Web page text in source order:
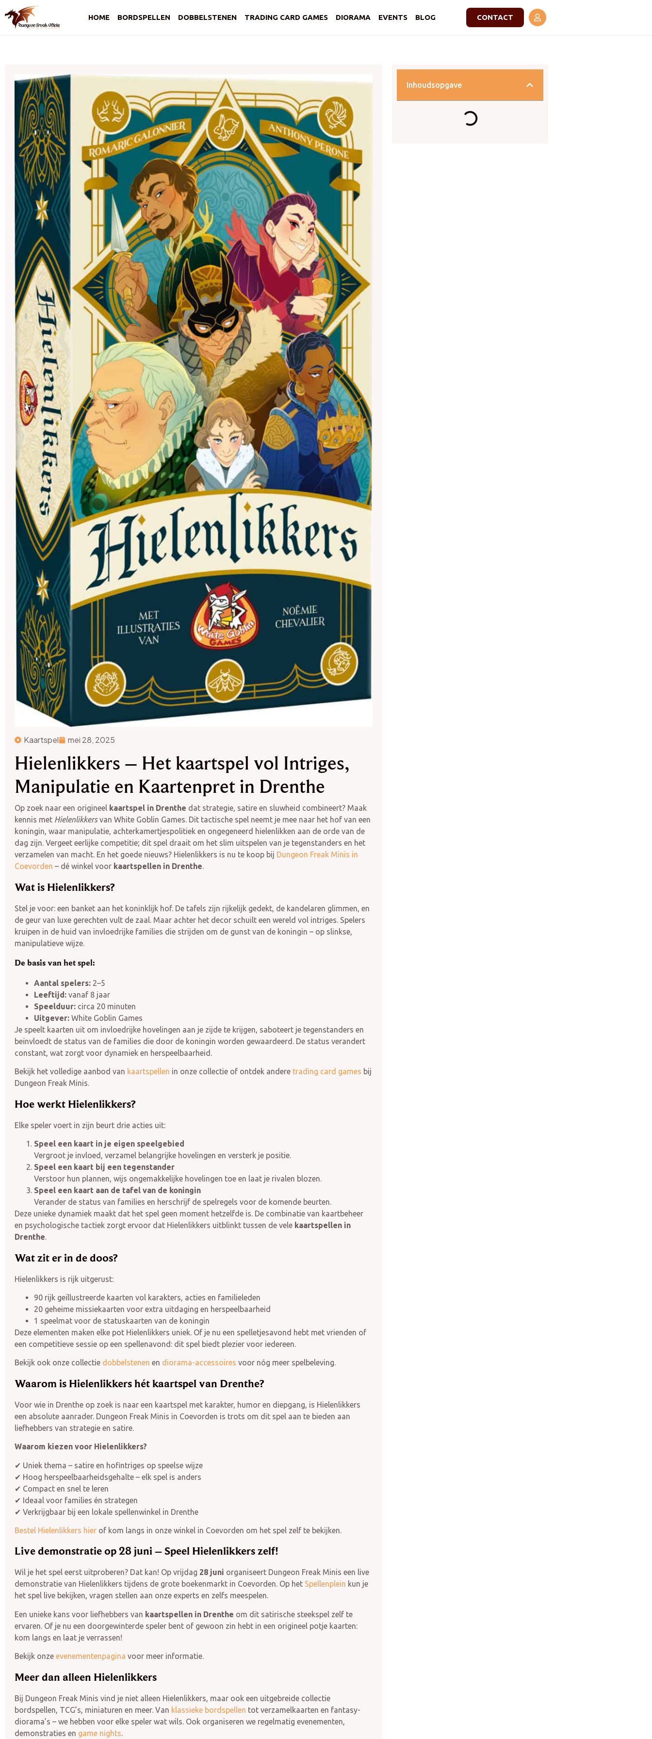
HOME BORDSPELLEN DOBBELSTENEN TRADING CARD GAMES DIORAMA EVENTS BLOG CONTACT
Kaartspel mei 28, 2025
Hielenlikkers – Het kaartspel vol Intriges,
Manipulatie en Kaartenpret in Drenthe
Op zoek naar een origineel kaartspel in Drenthe dat strategie, satire en sluwheid combineert? Maak
kennis met Hielenlikkersvan White Goblin Games. Dit tactische spel neemt je mee naar het hof van een
koningin, waar manipulatie, achterkamertjespolitiek en ongegeneerd hielenlikken aan de orde van de
dag zijn. Vergeet eerlijke competitie; dit spel draait om het slim uitspelen van je tegenstanders en het
verzamelen van macht. En het goede nieuws? Hielenlikkers is nu te koop bij Dungeon Freak Minis in
Coevorden – dé winkel voor kaartspellen in Drenthe.
Wat is Hielenlikkers?
Stel je voor: een banket aan het koninklijk hof. De tafels zijn rijkelijk gedekt, de kandelaren glimmen, en
de geur van luxe gerechten vult de zaal. Maar achter het decor schuilt een wereld vol intriges. Spelers
kruipen in de huid van invloedrijke families die strijden om de gunst van de koningin – op slinkse,
manipulatieve wijze.
De basis van het spel:
Aantal spelers: 2–5
Leeftijd: vanaf 8 jaar
Speelduur: circa 20 minuten
Uitgever: White Goblin Games
Je speelt kaarten uit om invloedrijke hovelingen aan je zijde te krijgen, saboteert je tegenstanders en
beïnvloedt de status van de families die door de koningin worden gewaardeerd. De status verandert
constant, wat zorgt voor dynamiek en herspeelbaarheid.
Bekijk het volledige aanbod van kaartspellen in onze collectie of ontdek andere trading card games bij
Dungeon Freak Minis.
Hoe werkt Hielenlikkers?
Elke speler voert in zijn beurt drie acties uit:
Speel een kaart in je eigen speelgebied
Vergroot je invloed, verzamel belangrijke hovelingen en versterk je positie.
Speel een kaart bij een tegenstander
Verstoor hun plannen, wijs ongemakkelijke hovelingen toe en laat je rivalen blozen.
Speel een kaart aan de tafel van de koningin
Verander de status van families en herschrijf de spelregels voor de komende beurten.
Deze unieke dynamiek maakt dat het spel geen moment hetzelfde is. De combinatie van kaartbeheer
en psychologische tactiek zorgt ervoor dat Hielenlikkers uitblinkt tussen de vele kaartspellen in
Drenthe.
Wat zit er in de doos?
Hielenlikkers is rijk uitgerust:
90 rijk geïllustreerde kaarten vol karakters, acties en familieleden
20 geheime missiekaarten voor extra uitdaging en herspeelbaarheid
1 speelmat voor de statuskaarten van de koningin
Deze elementen maken elke pot Hielenlikkers uniek. Of je nu een spelletjesavond hebt met vrienden of
een competitieve sessie op een spellenavond: dit spel biedt plezier voor iedereen.
Bekijk ook onze collectie dobbelstenen en diorama-accessoires voor nóg meer spelbeleving.
Waarom is Hielenlikkers hét kaartspel van Drenthe?
Voor wie in Drenthe op zoek is naar een kaartspel met karakter, humor en diepgang, is Hielenlikkers
een absolute aanrader. Dungeon Freak Minis in Coevorden is trots om dit spel aan te bieden aan
liefhebbers van strategie en satire.
Waarom kiezen voor Hielenlikkers?
✔ Uniek thema – satire en hofintriges op speelse wijze
✔ Hoog herspeelbaarheidsgehalte – elk spel is anders
✔ Compact en snel te leren
✔ Ideaal voor families én strategen
✔ Verkrijgbaar bij een lokale spellenwinkel in Drenthe
Bestel Hielenlikkers hier of kom langs in onze winkel in Coevorden om het spel zelf te bekijken.
Live demonstratie op 28 juni – Speel Hielenlikkers zelf!
Wil je het spel eerst uitproberen? Dat kan! Op vrijdag 28 juni organiseert Dungeon Freak Minis een live
demonstratie van Hielenlikkers tijdens de grote boekenmarkt in Coevorden. Op het Spellenplein kun je
het spel live bekijken, vragen stellen aan onze experts en zelfs meespelen.
Een unieke kans voor liefhebbers van kaartspellen in Drenthe om dit satirische steekspel zelf te
ervaren. Of je nu een doorgewinterde speler bent of gewoon zin hebt in een origineel potje kaarten:
kom langs en laat je verrassen!
Bekijk onze evenementenpagina voor meer informatie.
Meer dan alleen Hielenlikkers
Bij Dungeon Freak Minis vind je niet alleen Hielenlikkers, maar ook een uitgebreide collectie
bordspellen, TCG’s, miniaturen en meer. Van klassieke bordspellen tot verzamelkaarten en fantasy-
diorama’s – we hebben voor elke speler wat wils. Ook organiseren we regelmatig evenementen,
demonstraties en game nights
Inhoudsopgave